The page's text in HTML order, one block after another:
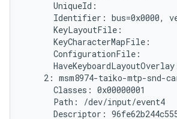
      UniqueId:
Identifier: bus=0x0000,
      KeyLayoutFile:
      KeyCharacterMapFile:
      ConfigurationFile:
2: msm8974-taiko-mtp-snd-
      Classes: 0x00000001
      Path: /dev/input/event4
Descriptor: